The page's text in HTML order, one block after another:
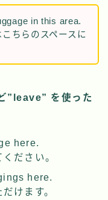
in this area.
ちらのスペースに
”leave” を使った
here.
ださい。
here.
けます。